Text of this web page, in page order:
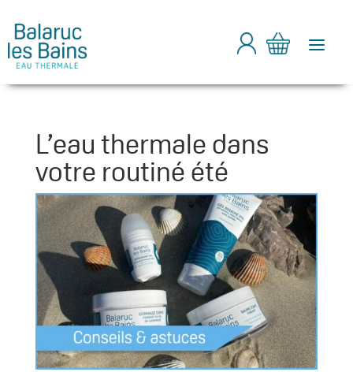
a
L’eau thermale dans
votre routiné été